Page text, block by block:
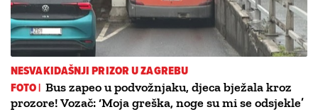
NESVAKIDAŠNJI PRIZOR U ZAGREBU
FOTO | Bus zapeo u podvožnjaku, djeca bježala kroz
prozore! Vozač: ‘Moja greška, noge su mi se odsjekle’